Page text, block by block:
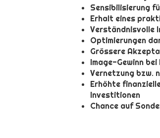
Sensibilisierung
Erhalt eines
Verständnisvolle
Optimierungen
Grössere
Image-Gewinn
Vernetzung bzw.
Erhöhte
Investitionen
Chance auf